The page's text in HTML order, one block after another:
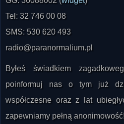
SMS: 530 620 493
radio@paranormalium.pl
Byłeś świadkiem
poinformuj nas o tym już
współczesne oraz z lat
zapewniamy pełną